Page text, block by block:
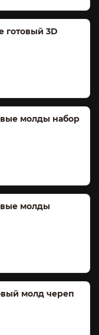
готовый 3D
молды набор
молды
молд череп